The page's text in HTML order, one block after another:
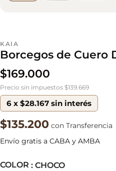
KAIA
Borcegos de Cuero
$169.000
COLOR : CHOCO
Precio sin impuestos $139.669
6 x $28.167 sin interés
$135.200 con Transferencia
Envío gratis a CABA y AMBA